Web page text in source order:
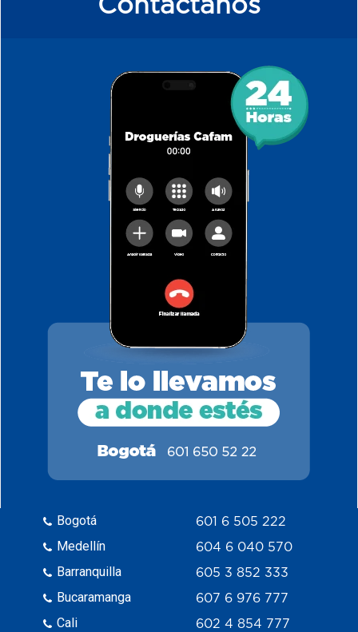
Bogotá
Medellín
Barranquilla
Bucaramanga
Cali
601 6 505 222
604 6 040 570
605 3 852 333
607 6 976 777
602 4 854 777